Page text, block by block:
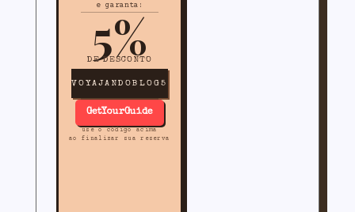
e garanta:
5%
DE DESCONTO
VOYAJANDOBLOG5
GetYourGuide
use o código acima
ao finalizar sua reserva